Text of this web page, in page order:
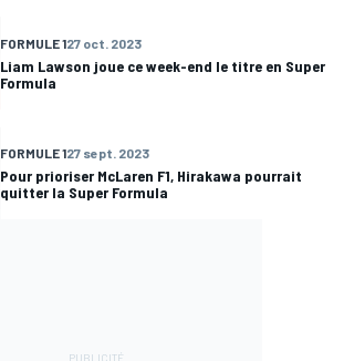
FORMULE 127 oct. 2023
Liam Lawson joue ce week-end le titre en Super
Formula
FORMULE 127 sept. 2023
Pour prioriser McLaren F1, Hirakawa pourrait
quitter la Super Formula